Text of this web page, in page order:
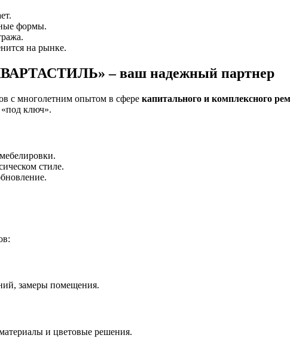
формы.
на рынке.
– ваш надежный партнер
с многолетним опытом в сфере капитального и комплексного
«под ключ».
стиле.
замеры помещения.
и цветовые решения.